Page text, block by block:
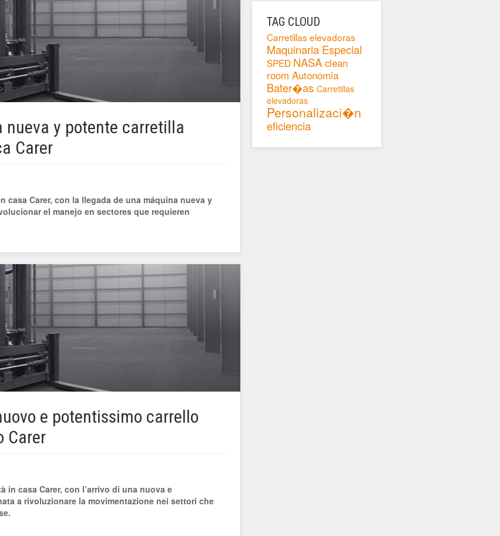
nueva y potente carretilla
Carer
casa Carer, con la llegada de una máquina nueva y
el manejo en sectores que requieren
e potentissimo carrello
Carer
in casa Carer, con l’arrivo di una nuova e
a rivoluzionare la movimentazione nei settori che
TAG CLOUD
Carretillas elevadoras
Maquinaria Especial
SPED NASA clean
room Autonomia
Bater�as Carretillas
elevadoras
Personalizaci�n
eficiencia